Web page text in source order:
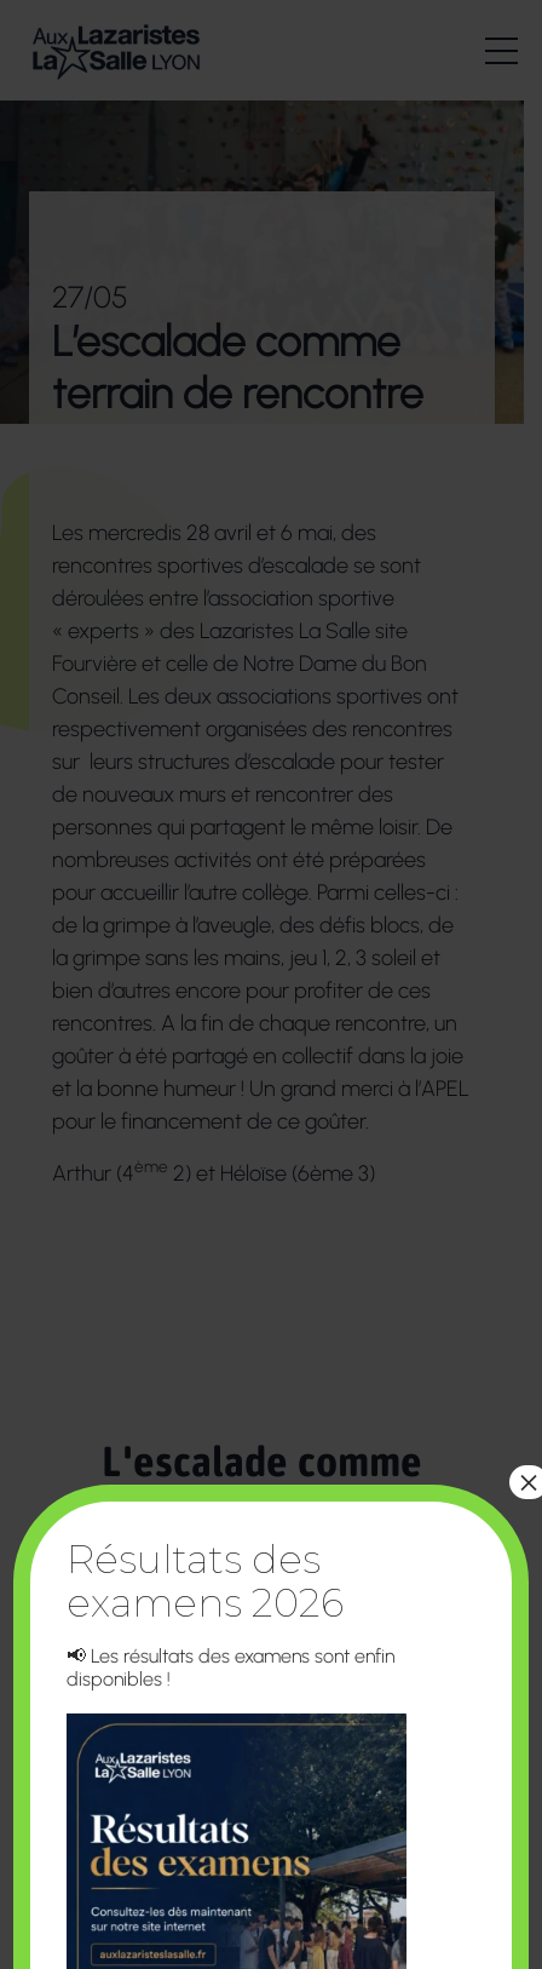
27/05
L’escalade comme
terrain de rencontre
Les mercredis 28 avril et 6 mai, des
rencontres sportives d’escalade se sont
déroulées entre l’association sportive
« experts » des Lazaristes La Salle site
Fourvière et celle de Notre Dame du Bon
Conseil. Les deux associations sportives ont
respectivement organisées des rencontres
sur leurs structures d’escalade pour tester
de nouveaux murs et rencontrer des
personnes qui partagent le même loisir. De
nombreuses activités ont été préparées
pour accueillir l’autre collège. Parmi celles-ci :
de la grimpe à l’aveugle, des défis blocs, de
la grimpe sans les mains, jeu 1, 2, 3 soleil et
bien d’autres encore pour profiter de ces
rencontres. A la fin de chaque rencontre, un
goûter à été partagé en collectif dans la joie
et la bonne humeur ! Un grand merci à l’APEL
pour le financement de ce goûter.
Arthur (4ème 2) et Héloïse (6ème 3)
L'escalade comme
terrain de rencontre
Résultats des
examens 2026
📢 Les résultats des examens sont enfin
disponibles !
×